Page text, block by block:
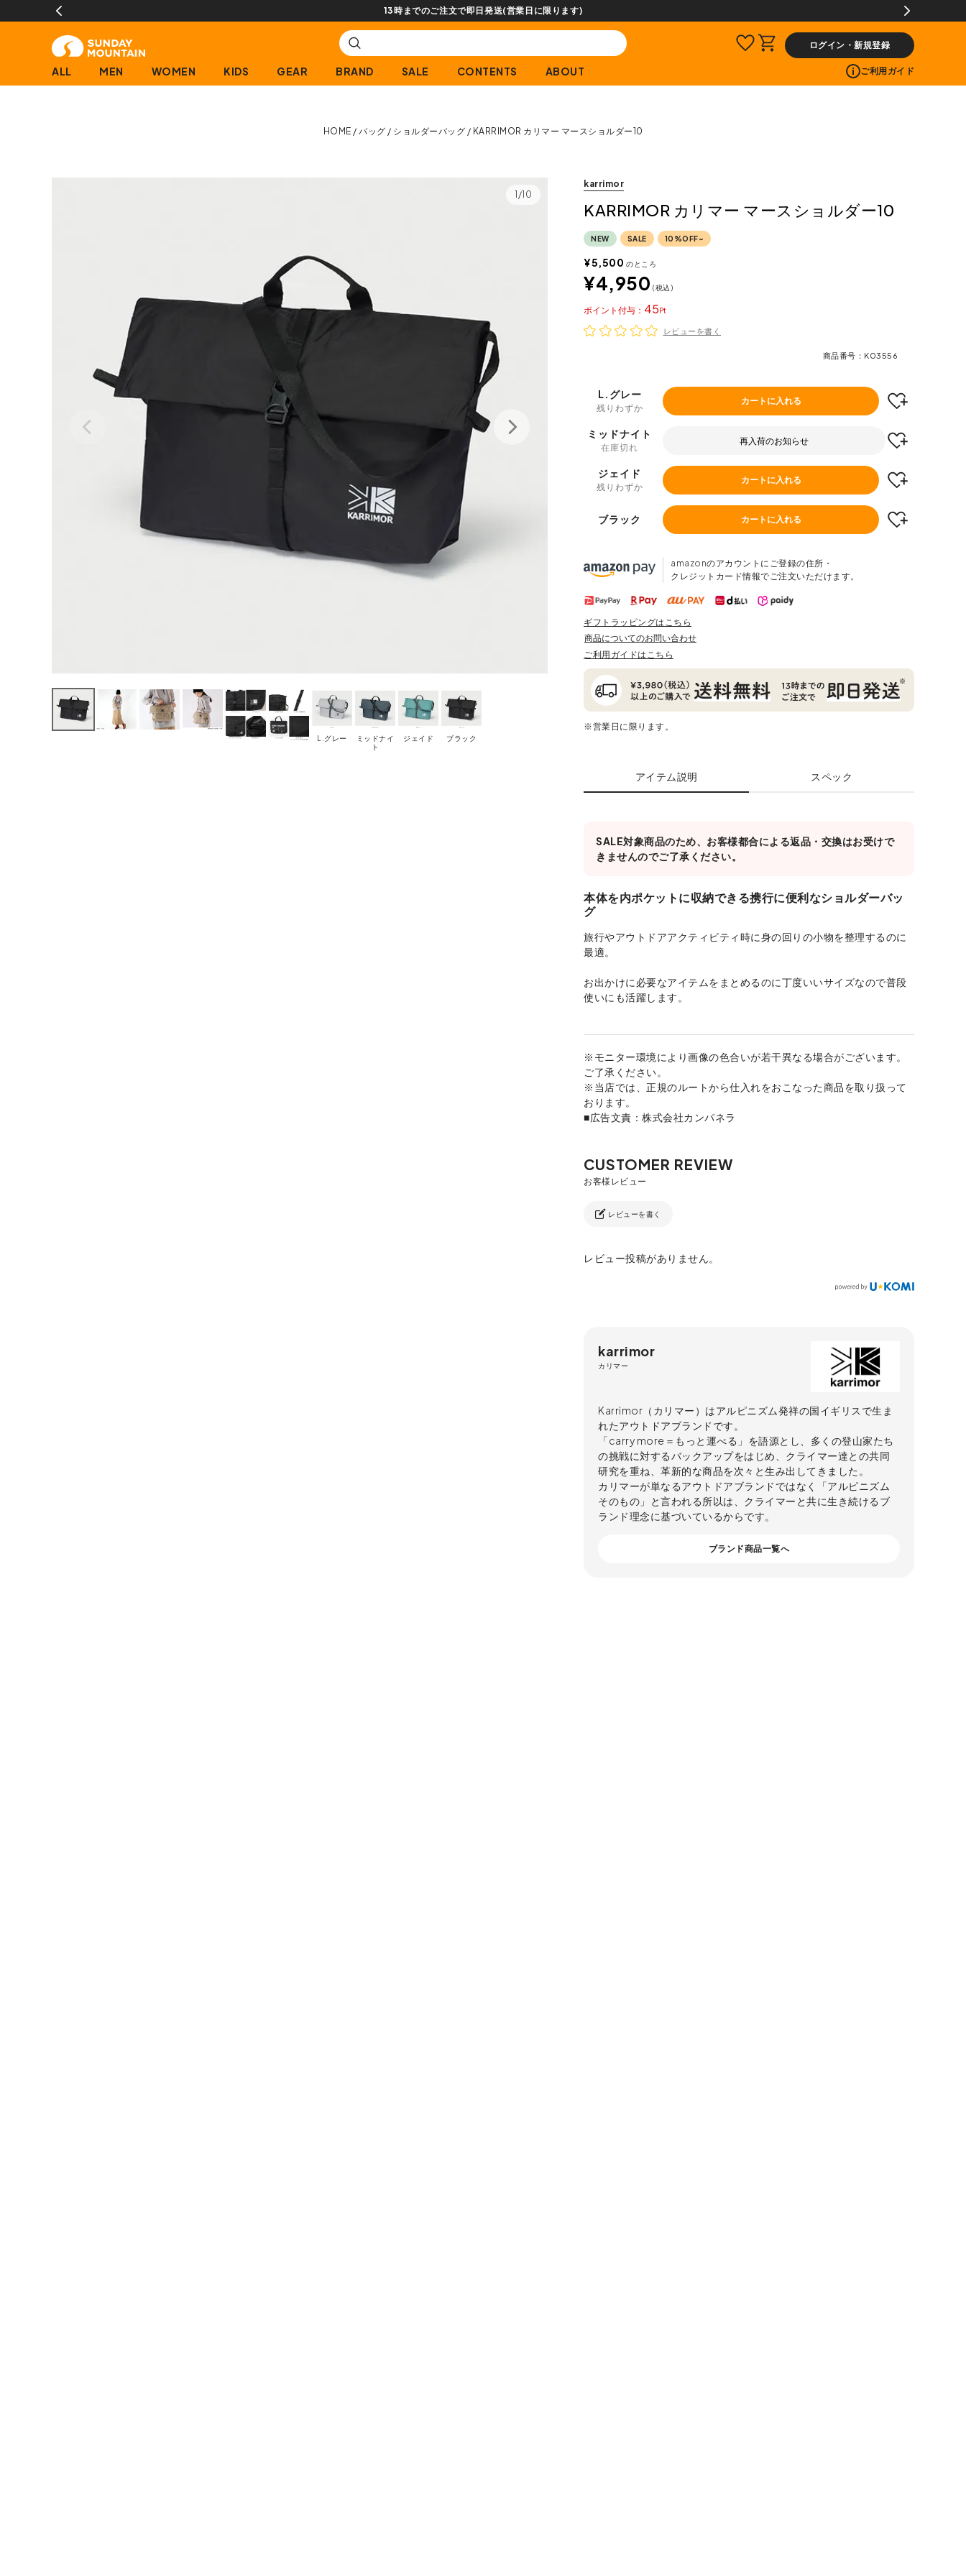
【会員限定】交換送料片道無料サービス
ログイン・新規登録
ALL MEN WOMEN KIDS GEAR BRAND SALE CONTENTS ABOUT ご利用ガイド
HOME バッグ ショルダーバッグ KARRIMOR カリマー マースショルダー10
1/10
L.グレー
ミッドナイ
ト
ジェイド ブラック
karrimor
KARRIMOR カリマー マースショルダー10
NEW SALE 10%OFF~
¥5,500 のところ
¥4,950 税込
45
ポイント
レビューを書く
商品番号 K03556
L.グレー
残りわずか
カートに入れる
ミッドナイト
在庫切れ
再入荷のお知らせ
ジェイド
残りわずか
カートに入れる
ブラック カートに入れる
amazonのアカウントにご登録の住所・
クレジットカード情報でご注文いただけます。
ギフトラッピングはこちら
商品についてのお問い合わせ
ご利用ガイドはこちら
※営業日に限ります。
アイテム説明 スペック
SALE対象商品のため、お客様都合による返品・交換はお受けで
きませんのでご了承ください。
本体を内ポケットに収納できる携行に便利なショルダーバッ
グ
旅行やアウトドアアクティビティ時に身の回りの小物を整理するのに
最適。
お出かけに必要なアイテムをまとめるのに丁度いいサイズなので普段
使いにも活躍します。
※モニター環境により画像の色合いが若干異なる場合がございます。
ご了承ください。
※当店では、正規のルートから仕入れをおこなった商品を取り扱って
おります。
■広告文責：株式会社カンパネラ
レビューを書く
レビュー投稿がありません。
karrimor
カリマー
Karrimor（カリマー）はアルピニズム発祥の国イギリスで生ま
れたアウトドアブランドです。
「carry more＝もっと運べる」を語源とし、多くの登山家たち
の挑戦に対するバックアップをはじめ、クライマー達との共同
研究を重ね、革新的な商品を次々と生み出してきました。
カリマーが単なるアウトドアブランドではなく「アルピニズム
そのもの」と言われる所以は、クライマーと共に生き続けるブ
ランド理念に基づいているからです。
ブランド商品一覧へ